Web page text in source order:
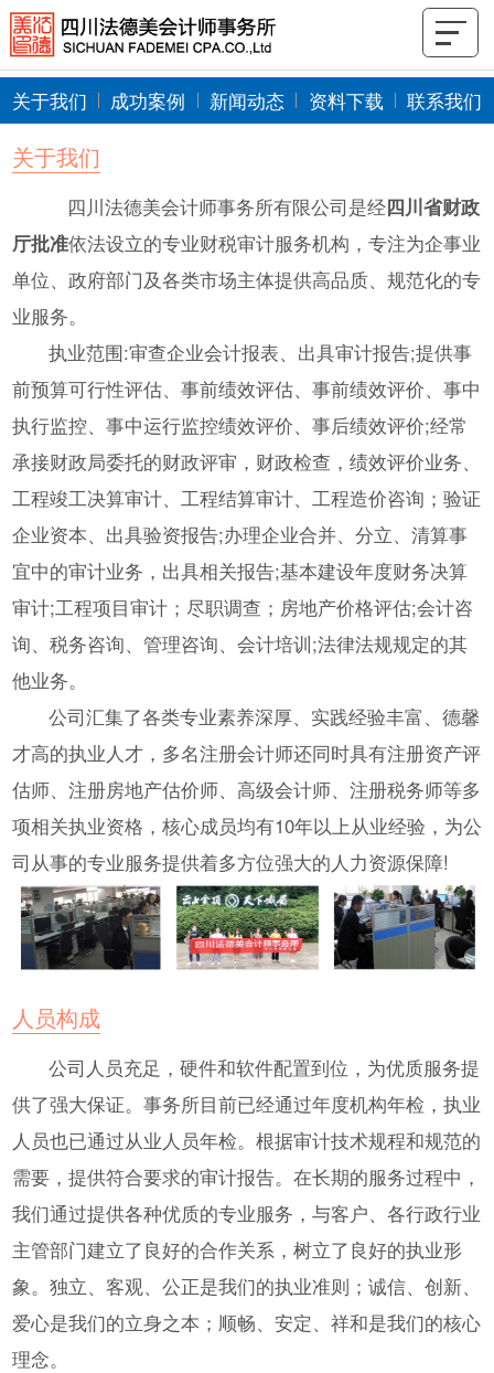
关于我们 成功案例 新闻动态 资料下载 联系我们
关于我们
四川法德美会计师事务所有限公司是经四川省财政
厅批准依法设立的专业财税审计服务机构，专注为企事业
单位、政府部门及各类市场主体提供高品质、规范化的专
业服务。
执业范围:审查企业会计报表、出具审计报告;提供事
前预算可行性评估、事前绩效评估、事前绩效评价、事中
执行监控、事中运行监控绩效评价、事后绩效评价;经常
承接财政局委托的财政评审，财政检查，绩效评价业务、
工程竣工决算审计、工程结算审计、工程造价咨询；验证
企业资本、出具验资报告;办理企业合并、分立、清算事
宜中的审计业务，出具相关报告;基本建设年度财务决算
审计;工程项目审计；尽职调查；房地产价格评估;会计咨
询、税务咨询、管理咨询、会计培训;法律法规规定的其
他业务。
公司汇集了各类专业素养深厚、实践经验丰富、德馨
才高的执业人才，多名注册会计师还同时具有注册资产评
估师、注册房地产估价师、高级会计师、注册税务师等多
项相关执业资格，核心成员均有10年以上从业经验，为公
司从事的专业服务提供着多方位强大的人力资源保障!
人员构成
公司人员充足，硬件和软件配置到位，为优质服务提
供了强大保证。事务所目前已经通过年度机构年检，执业
人员也已通过从业人员年检。根据审计技术规程和规范的
需要，提供符合要求的审计报告。在长期的服务过程中，
我们通过提供各种优质的专业服务，与客户、各行政行业
主管部门建立了良好的合作关系，树立了良好的执业形
象。独立、客观、公正是我们的执业准则；诚信、创新、
爱心是我们的立身之本；顺畅、安定、祥和是我们的核心
理念。